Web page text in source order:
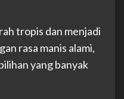
tropis dan menjadi
rasa manis alami,
yang banyak